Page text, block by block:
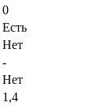
0
Есть
Нет
-
Нет
1,4